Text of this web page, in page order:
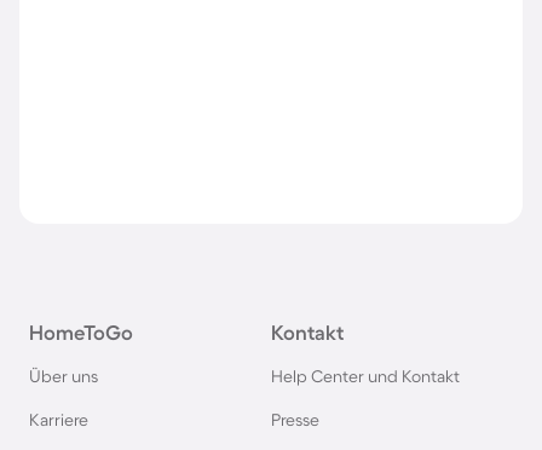
HomeToGo
Über uns
Karriere
Kontakt
Help Center und Kontakt
Presse